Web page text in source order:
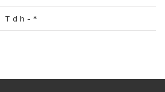
T d h - *